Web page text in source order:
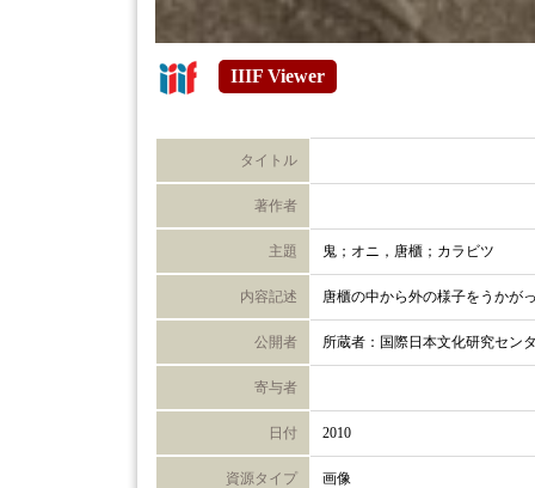
IIIF Viewer
タイトル
著作者
主題 鬼；オニ，唐櫃；カラビツ
内容記述 唐櫃の中から外の様子をうかが
公開者 所蔵者：国際日本文化研究セン
寄与者
日付 2010
資源タイプ 画像